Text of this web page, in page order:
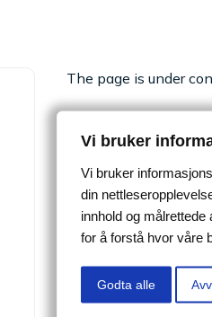
Vi bruker
Vi bruker
din
innhold og
for å forstå hvor våre
Godta alle
The page is under